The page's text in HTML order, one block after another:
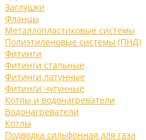
Заглушки
Фланцы
Металлопластиковые системы
Полиэтиленовые системы (ПНД)
Фитинги
Фитинги стальные
Фитинги латунные
Фитинги чугунные
Котлы и водонагреватели
Водонагреватели
Котлы
Подводка сильфонная для газа